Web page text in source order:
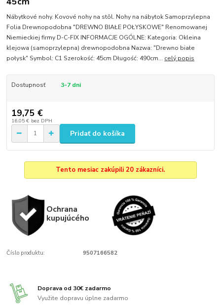
Nábytkové nohy. Kovové nohy na stôl. Nohy na nábytok Samoprzylepna
Folia Drewnopodobna "DREWNO BIAŁE POŁYSKOWE" Renomowanej
Niemieckiej firmy D-C-FIX INFORMACJE OGÓLNE: Kategoria: Okleina
klejowa (samoprzylepna) drewnopodobna Nazwa: "Drewno białe
połysk" Symbol: C1 Szerokość: 45cm Długość: 490cm... celý popis
Dostupnosť 3-7 dni
19,75 €
16,05 € bez DPH
Pridať do košíka
Tento mesiac zakúpili 20 zákazníci.
Ochrana
kupujúcého
Číslo produktu: 9507166582
Doprava od 30€ zadarmo
Využite dopravu úplne zadarmo